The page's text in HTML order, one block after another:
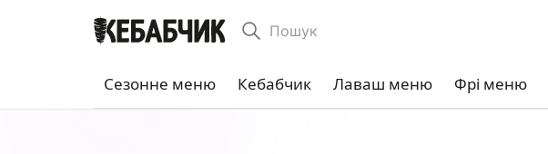
Пошук
Сезонне меню Кебабчик Лаваш меню Фрі меню